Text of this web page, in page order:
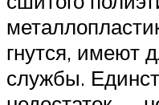
гнутся, имеют
службы.